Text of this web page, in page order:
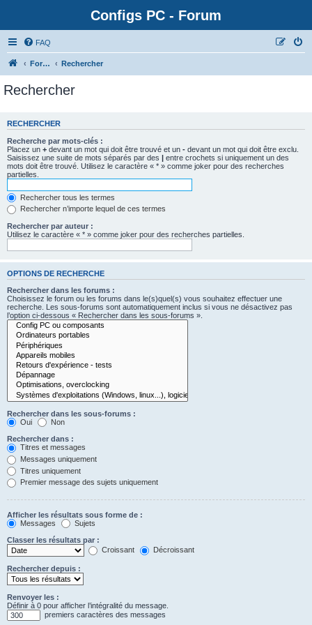
Configs PC - Forum
FAQ
Forum Rechercher
Rechercher
RECHERCHER
Recherche par mots-clés :
Placez un + devant un mot qui doit être trouvé et un - devant un mot qui doit être exclu.
Saisissez une suite de mots séparés par des | entre crochets si uniquement un des
mots doit être trouvé. Utilisez le caractère « * » comme joker pour des recherches
partielles.
Rechercher tous les termes
Rechercher n’importe lequel de ces termes
Rechercher par auteur :
Utilisez le caractère « * » comme joker pour des recherches partielles.
OPTIONS DE RECHERCHE
Rechercher dans les forums :
Choisissez le forum ou les forums dans le(s)quel(s) vous souhaitez effectuer une
recherche. Les sous-forums sont automatiquement inclus si vous ne désactivez pas
l’option ci-dessous « Rechercher dans les sous-forums ».
Rechercher dans les sous-forums :
Oui
Non
Rechercher dans :
Titres et messages
Messages uniquement
Titres uniquement
Premier message des sujets uniquement
Afficher les résultats sous forme de :
Messages
Sujets
Classer les résultats par :
Croissant
Décroissant
Rechercher depuis :
Renvoyer les :
Définir à 0 pour afficher l’intégralité du message.
premiers caractères des messages